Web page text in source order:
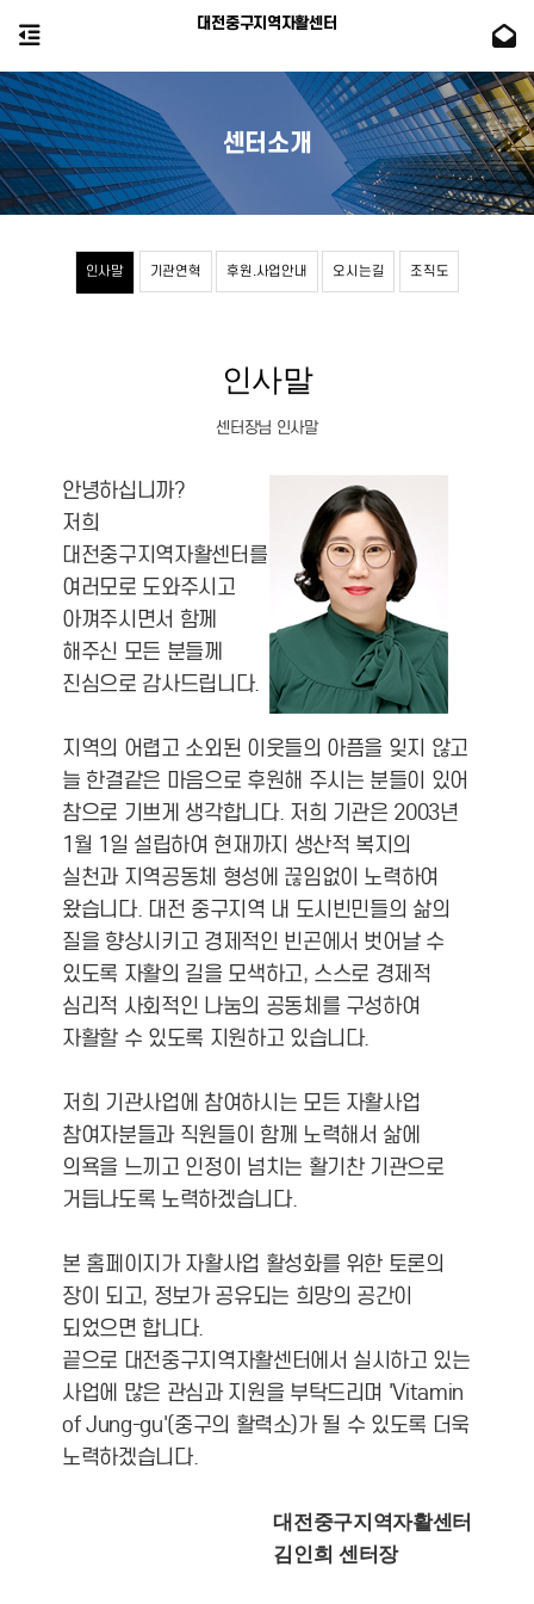
대전중구지역자활센터
인사말 기관연혁 후원.사업안내 오시는길 조직도
센터소개
인사말
센터장님 인사말
안녕하십니까?
저희
대전중구지역자활센터를
여러모로 도와주시고
아껴주시면서 함께
해주신 모든 분들께
진심으로 감사드립니다.
지역의 어렵고 소외된 이웃들의 아픔을 잊지 않고
늘 한결같은 마음으로 후원해 주시는 분들이 있어
참으로 기쁘게 생각합니다. 저희 기관은 2003년
1월 1일 설립하여 현재까지 생산적 복지의
실천과 지역공동체 형성에 끊임없이 노력하여
왔습니다. 대전 중구지역 내 도시빈민들의 삶의
질을 향상시키고 경제적인 빈곤에서 벗어날 수
있도록 자활의 길을 모색하고, 스스로 경제적
심리적 사회적인 나눔의 공동체를 구성하여
자활할 수 있도록 지원하고 있습니다.
저희 기관사업에 참여하시는 모든 자활사업
참여자분들과 직원들이 함께 노력해서 삶에
의욕을 느끼고 인정이 넘치는 활기찬 기관으로
거듭나도록 노력하겠습니다.
본 홈페이지가 자활사업 활성화를 위한 토론의
장이 되고, 정보가 공유되는 희망의 공간이
되었으면 합니다.
끝으로 대전중구지역자활센터에서 실시하고 있는
사업에 많은 관심과 지원을 부탁드리며 'Vitamin
of Jung-gu'(중구의 활력소)가 될 수 있도록 더욱
노력하겠습니다.
대전중구지역자활센터
김인희 센터장